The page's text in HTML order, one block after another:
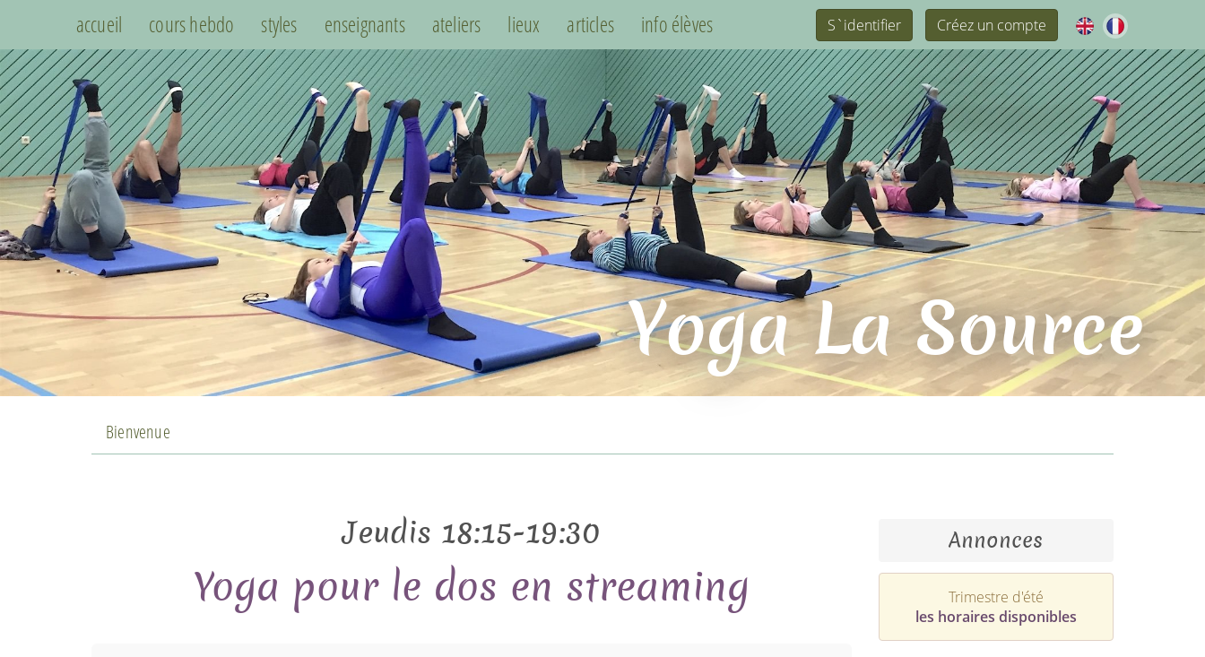
accueil cours hebdo styles enseignants ateliers lieux articles info élèves S`identifier Créez un compte
Yoga La Source
Bienvenue
Jeudis 18:15-19:30
Yoga pour le dos en streaming
Annonces
Trimestre d'été
les horaires disponibles